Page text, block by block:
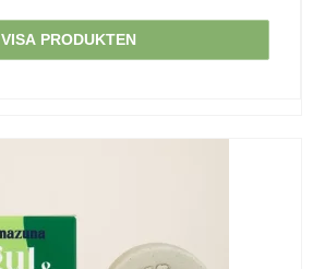
VISA PRODUKTEN